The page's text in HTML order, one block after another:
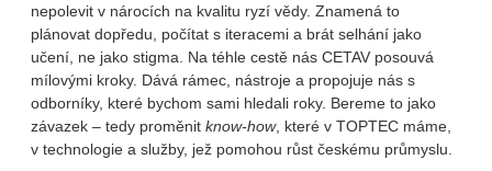
nepolevit v nárocích na kvalitu ryzí vědy. Znamená to
plánovat dopředu, počítat s iteracemi a brát selhání jako
učení, ne jako stigma. Na téhle cestě nás CETAV posouvá
mílovými kroky. Dává rámec, nástroje a propojuje nás s
odborníky, které bychom sami hledali roky. Bereme to jako
závazek – tedy proměnit know-how, které v TOPTEC máme,
v technologie a služby, jež pomohou růst českému průmyslu.